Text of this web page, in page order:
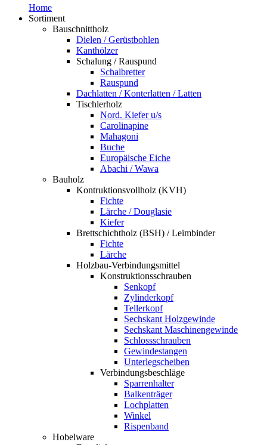
Home
Sortiment
Bauschnittholz
Dielen / Gerüstbohlen
Kanthölzer
Schalung / Rauspund
Schalbretter
Rauspund
Dachlatten / Konterlatten / Latten
Tischlerholz
Nord. Kiefer u/s
Carolinapine
Mahagoni
Buche
Europäische Eiche
Abachi / Wawa
Bauholz
Kontruktionsvollholz (KVH)
Fichte
Lärche / Douglasie
Kiefer
Brettschichtholz (BSH) / Leimbinder
Fichte
Lärche
Holzbau-Verbindungsmittel
Konstruktionsschrauben
Senkopf
Zylinderkopf
Tellerkopf
Sechskant Holzgewinde
Sechskant Maschinengewinde
Schlossschrauben
Gewindestangen
Unterlegscheiben
Verbindungsbeschläge
Sparrenhalter
Balkenträger
Lochplatten
Winkel
Rispenband
Hobelware